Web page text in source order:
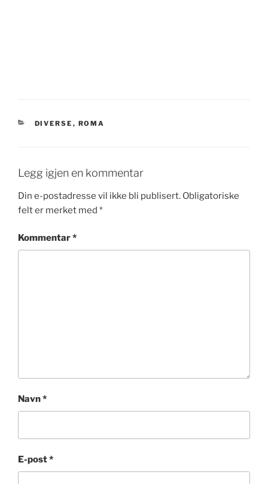
KATEGORIER
DIVERSE , ROMA
Legg igjen en kommentar
Din e-postadresse vil ikke bli publisert. Obligatoriske
felt er merket med *
Kommentar*
Navn*
E-post*